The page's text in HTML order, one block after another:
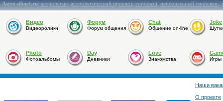
Astro.sibnet.ru:астрология,астрологический прогноз,гороскоп,персональный гороскоп,
Видео
Видеоролики
Форум
Форум общения
Chat
Общение on-line
Joke
Photo
Фотоальбомы
Day
Дневники
Love
Знакомства Игры
Наши
О проекте